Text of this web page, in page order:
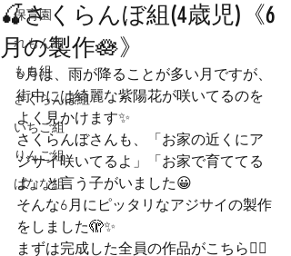
保育園
れもん組
もも組
さくらんぼ組
いちご組
りんご組
ばなな組
🍒さくらんぼ組(4歳児)《6
月の製作🪷》
6月は、雨が降ることが多い月ですが、
街中には綺麗な紫陽花が咲いてるのを
よく見かけます✨
さくらんぼさんも、「お家の近くにア
ジサイ咲いてるよ」「お家で育ててる
よ」と言う子がいました😀
そんな6月にピッタリなアジサイの製作
をしました🫣✨
まずは完成した全員の作品がこちら💁‍♀️